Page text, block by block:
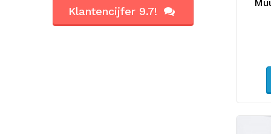
Klantencijfer 9.7!